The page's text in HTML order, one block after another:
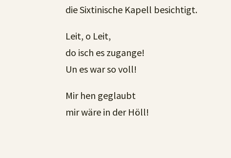
die Sixtinische Kapell besichtigt.
Leit, o Leit,
do isch es zugange!
Un es war so voll!
Mir hen geglaubt
mir wäre in der Höll!